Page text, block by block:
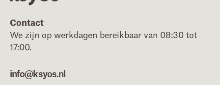
Contact
We zijn op werkdagen bereikbaar van 08:30 tot
17:00.
info@ksyos.nl